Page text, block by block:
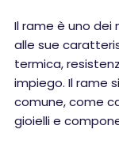
Il rame è uno dei
alle sue
termica,
impiego. Il rame
comune, come
gioielli e